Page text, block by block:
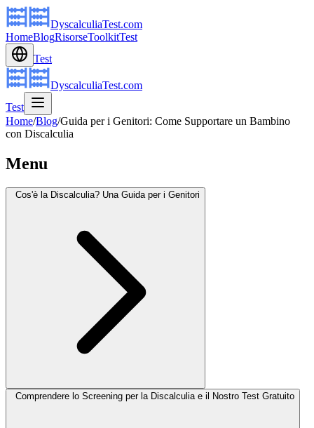
DyscalculiaTest.com
HomeBlogRisorseToolkitTest
Test
DyscalculiaTest.com
Test
Home/Blog/Guida per i Genitori: Come Supportare un Bambino
con Discalculia
Menu
Cos'è la Discalculia? Una Guida per i Genitori
Comprendere lo Screening per la Discalculia e il Nostro Test Gratuito